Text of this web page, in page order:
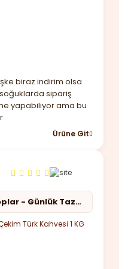
biraz indirim olsa
sipariş
yapabiliyor ama bu
Ürüne Git
Nuri Toplar - Günlük Taze Çekim Türk Kahvesi 1 KG